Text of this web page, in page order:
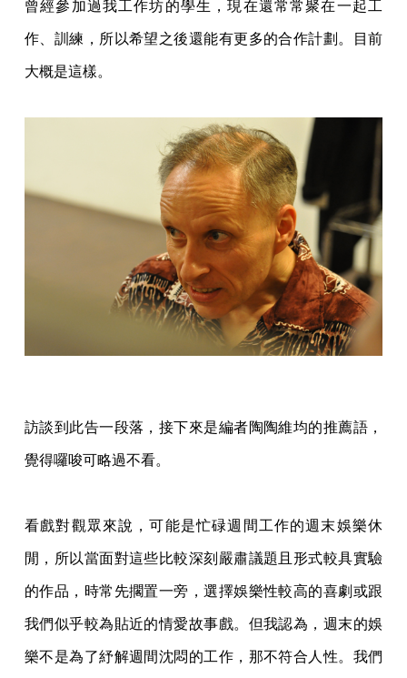
曾經參加過我工作坊的學生，現在還常常聚在一起工
作、訓練，所以希望之後還能有更多的合作計劃。目前
大概是這樣。
訪談到此告一段落，接下來是編者陶陶維均的推薦語，
覺得囉唆可略過不看。
看戲對觀眾來說，可能是忙碌週間工作的週末娛樂休
閒，所以當面對這些比較深刻嚴肅議題且形式較具實驗
的作品，時常先擱置一旁，選擇娛樂性較高的喜劇或跟
我們似乎較為貼近的情愛故事戲。但我認為，週末的娛
樂不是為了紓解週間沈悶的工作，那不符合人性。我們